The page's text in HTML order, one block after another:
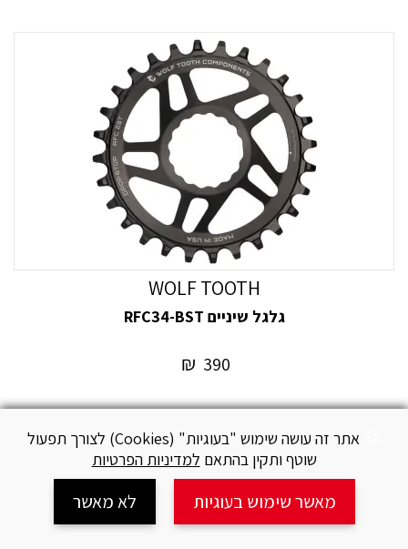
WOLF TOOTH
גלגל שיניים RFC34-BST
390
₪
הוסף להשוואה
שיתוף חיפוש צור קשר מידע
אתר זה עושה שימוש "בעוגיות" (Cookies) לצורך תפעול
שוטף ותקין בהתאם למדיניות הפרטיות
מאשר שימוש בעוגיות לא מאשר